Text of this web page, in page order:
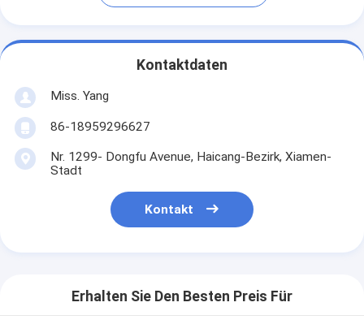
Kontaktdaten
Miss. Yang
86-18959296627
Nr. 1299- Dongfu Avenue, Haicang-Bezirk, Xiamen-
Stadt
Kontakt
Erhalten Sie Den Besten Preis Für